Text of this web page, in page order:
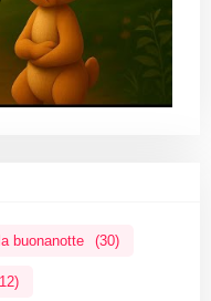
buonanotte (30)